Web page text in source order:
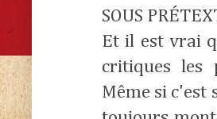
SOUS
Et il est vrai
critiques les
Même si c'est